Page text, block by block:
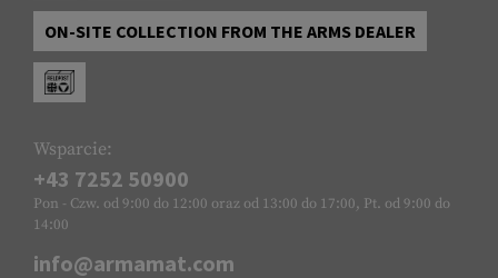
ON-SITE COLLECTION FROM THE ARMS DEALER
Wsparcie:
+43 7252 50900
Pon - Czw. od 9:00 do 12:00 oraz od 13:00 do 17:00, Pt. od 9:00 do
14:00
info@armamat.com